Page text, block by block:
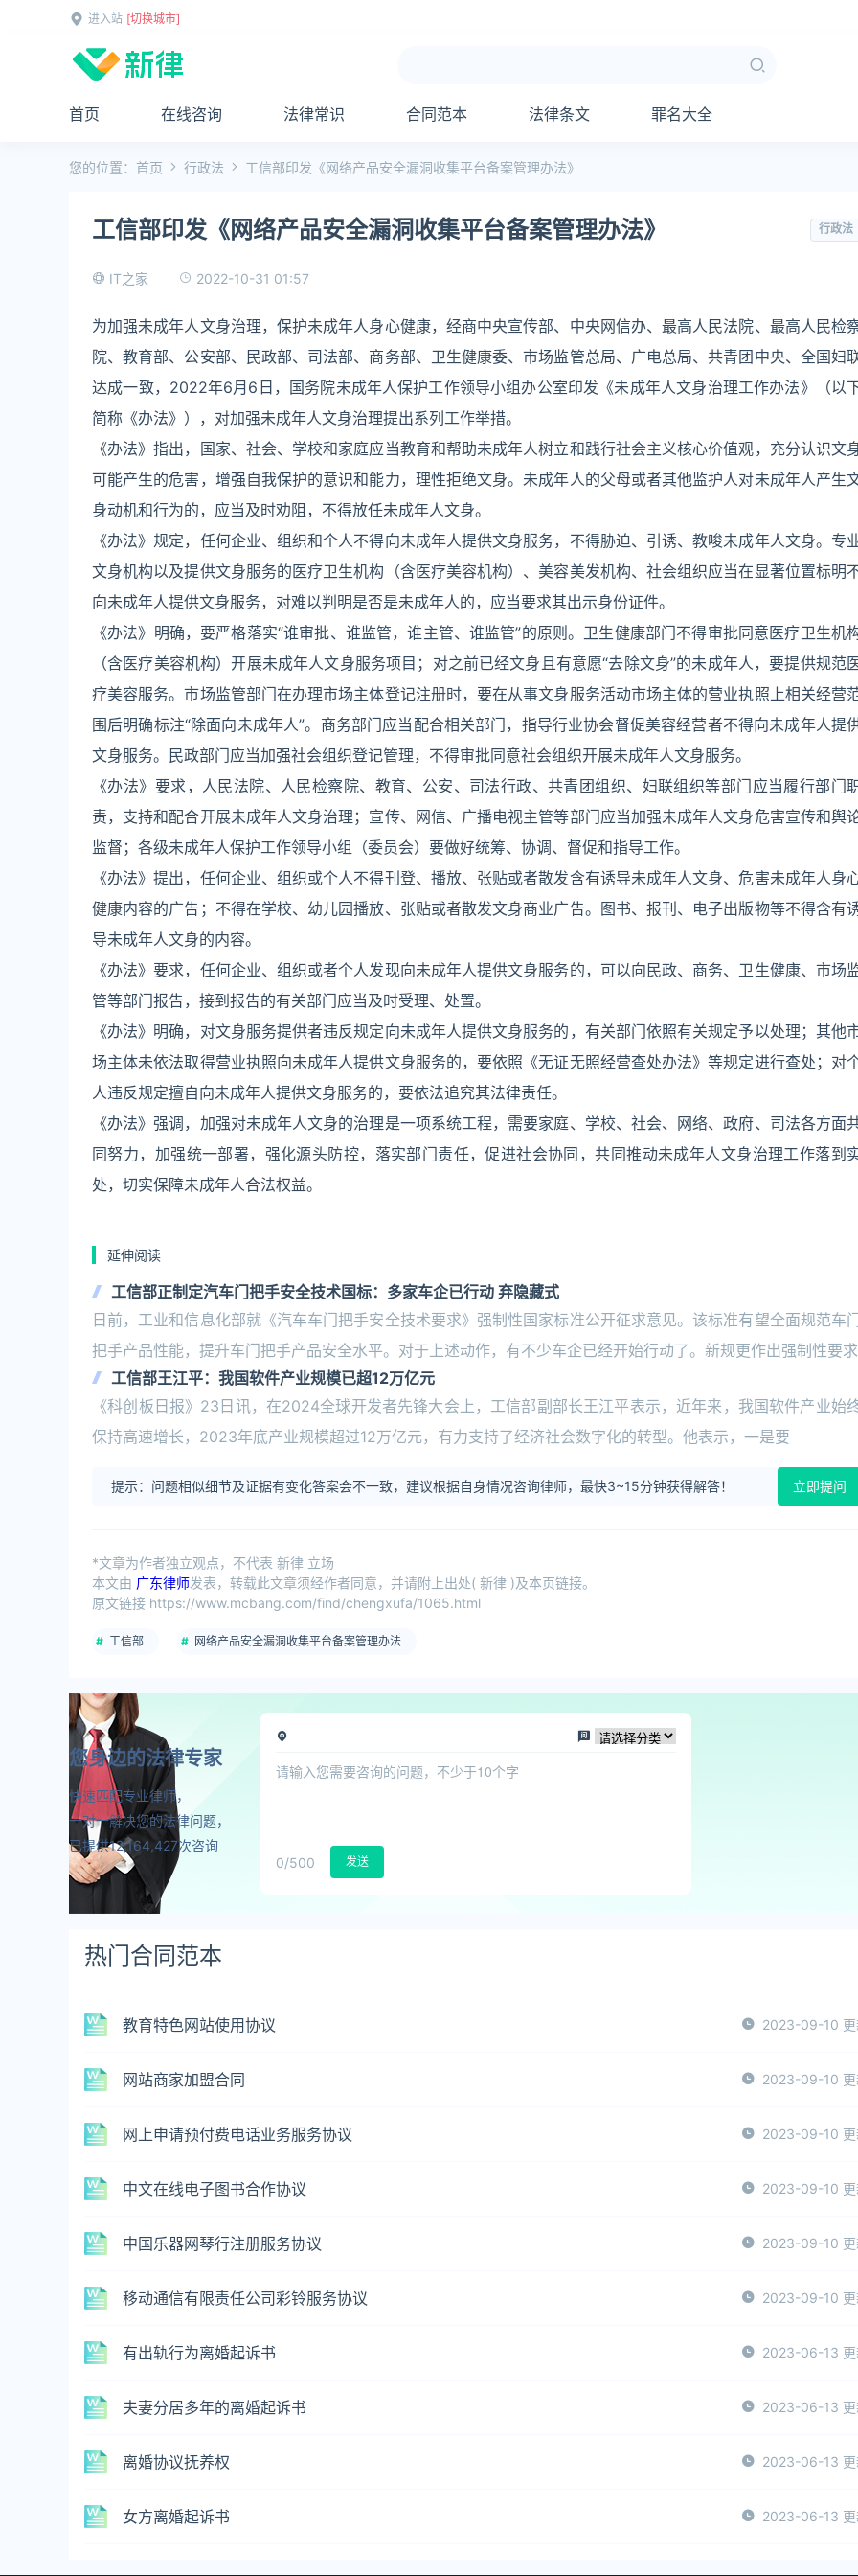
进入站 [切换城市]
首页 在线咨询 法律常识 合同范本 法律条文 罪名大全
您的位置： 首页 行政法 工信部印发《网络产品安全漏洞收集平台备案管理办法》
工信部印发《网络产品安全漏洞收集平台备案管理办法》 行政法
IT之家 2022-10-31 01:57
为加强未成年人文身治理，保护未成年人身心健康，经商中央宣传部、中央网信办、最高人民法院、最高人民检
院、教育部、公安部、民政部、司法部、商务部、卫生健康委、市场监管总局、广电总局、共青团中央、全国妇
达成一致，2022年6月6日，国务院未成年人保护工作领导小组办公室印发《未成年人文身治理工作办法》（以
简称《办法》），对加强未成年人文身治理提出系列工作举措。
《办法》指出，国家、社会、学校和家庭应当教育和帮助未成年人树立和践行社会主义核心价值观，充分认识文
可能产生的危害，增强自我保护的意识和能力，理性拒绝文身。未成年人的父母或者其他监护人对未成年人产生
身动机和行为的，应当及时劝阻，不得放任未成年人文身。
《办法》规定，任何企业、组织和个人不得向未成年人提供文身服务，不得胁迫、引诱、教唆未成年人文身。专
文身机构以及提供文身服务的医疗卫生机构（含医疗美容机构）、美容美发机构、社会组织应当在显著位置标明
向未成年人提供文身服务，对难以判明是否是未成年人的，应当要求其出示身份证件。
《办法》明确，要严格落实“谁审批、谁监管，谁主管、谁监管”的原则。卫生健康部门不得审批同意医疗卫生机
（含医疗美容机构）开展未成年人文身服务项目；对之前已经文身且有意愿“去除文身”的未成年人，要提供规范
疗美容服务。市场监管部门在办理市场主体登记注册时，要在从事文身服务活动市场主体的营业执照上相关经营
围后明确标注“除面向未成年人”。商务部门应当配合相关部门，指导行业协会督促美容经营者不得向未成年人提
文身服务。民政部门应当加强社会组织登记管理，不得审批同意社会组织开展未成年人文身服务。
《办法》要求，人民法院、人民检察院、教育、公安、司法行政、共青团组织、妇联组织等部门应当履行部门
责，支持和配合开展未成年人文身治理；宣传、网信、广播电视主管等部门应当加强未成年人文身危害宣传和舆
监督；各级未成年人保护工作领导小组（委员会）要做好统筹、协调、督促和指导工作。
《办法》提出，任何企业、组织或个人不得刊登、播放、张贴或者散发含有诱导未成年人文身、危害未成年人身
健康内容的广告；不得在学校、幼儿园播放、张贴或者散发文身商业广告。图书、报刊、电子出版物等不得含有
导未成年人文身的内容。
《办法》要求，任何企业、组织或者个人发现向未成年人提供文身服务的，可以向民政、商务、卫生健康、市场
管等部门报告，接到报告的有关部门应当及时受理、处置。
《办法》明确，对文身服务提供者违反规定向未成年人提供文身服务的，有关部门依照有关规定予以处理；其他
场主体未依法取得营业执照向未成年人提供文身服务的，要依照《无证无照经营查处办法》等规定进行查处；对
人违反规定擅自向未成年人提供文身服务的，要依法追究其法律责任。
《办法》强调，加强对未成年人文身的治理是一项系统工程，需要家庭、学校、社会、网络、政府、司法各方面
同努力，加强统一部署，强化源头防控，落实部门责任，促进社会协同，共同推动未成年人文身治理工作落到
处，切实保障未成年人合法权益。
延伸阅读
工信部正制定汽车门把手安全技术国标：多家车企已行动 弃隐藏式
日前，工业和信息化部就《汽车车门把手安全技术要求》强制性国家标准公开征求意见。该标准有望全面规范车
把手产品性能，提升车门把手产品安全水平。对于上述动作，有不少车企已经开始行动了。新规更作出强制性要求
工信部王江平：我国软件产业规模已超12万亿元
《科创板日报》23日讯，在2024全球开发者先锋大会上，工信部副部长王江平表示，近年来，我国软件产业始
保持高速增长，2023年底产业规模超过12万亿元，有力支持了经济社会数字化的转型。他表示，一是要
提示：问题相似细节及证据有变化答案会不一致，建议根据自身情况咨询律师，最快3~15分钟获得解答！ 立即提问
*文章为作者独立观点，不代表 新律 立场
本文由 广东律师发表，转载此文章须经作者同意，并请附上出处( 新律 )及本页链接。
原文链接 https://www.mcbang.com/find/chengxufa/1065.html
工信部 网络产品安全漏洞收集平台备案管理办法
您身边的法律专家
快速匹配专业律师，
一对一解决您的法律问题，
已提供12,164,427次咨询
0/500 发送
热门合同范本
教育特色网站使用协议 2023-09-10 更
网站商家加盟合同 2023-09-10 更
网上申请预付费电话业务服务协议 2023-09-10 更
中文在线电子图书合作协议 2023-09-10 更
中国乐器网琴行注册服务协议 2023-09-10 更
移动通信有限责任公司彩铃服务协议 2023-09-10 更
有出轨行为离婚起诉书 2023-06-13 更
夫妻分居多年的离婚起诉书 2023-06-13 更
离婚协议抚养权 2023-06-13 更
女方离婚起诉书 2023-06-13 更